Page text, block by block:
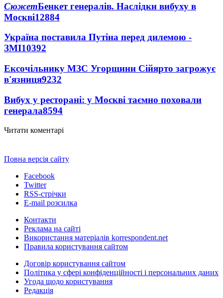
СюжетБенкет генералів. Наслідки вибуху в
Москві12884
Україна поставила Путіна перед дилемою -
ЗМІ10392
Ексочільнику МЗС Угорщини Сійярто загрожує
в'язниця9232
Вибух у ресторані: у Москві таємно поховали
генерала8594
Читати коментарі
Повна версія сайту
Facebook
Twitter
RSS-стрічки
E-mail розсилка
Контакти
Реклама на сайті
Використання матеріалів korrespondent.net
Правила користування сайтом
Договір користування сайтом
Політика у сфері конфіденційності і персональних даних
Угода щодо користування
Редакція